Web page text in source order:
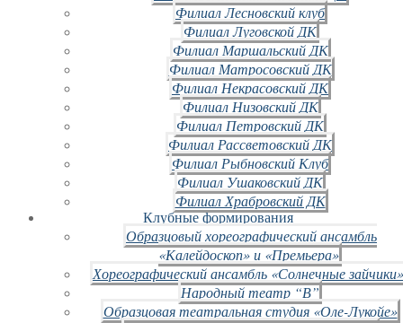
Филиал Лесновский клуб
Филиал Луговской ДК
Филиал Маршальский ДК
Филиал Матросовский ДК
Филиал Некрасовский ДК
Филиал Низовский ДК
Филиал Петровский ДК
Филиал Рассветовский ДК
Филиал Рыбновский Клуб
Филиал Ушаковский ДК
Филиал Храбровский ДК
Клубные формирования
Образцовый хореографический ансамбль
«Калейдоскоп» и «Премьера»
Хореографический ансамбль «Солнечные
Народный театр “В”
Образцовая театральная студия «Оле-Лукойе»